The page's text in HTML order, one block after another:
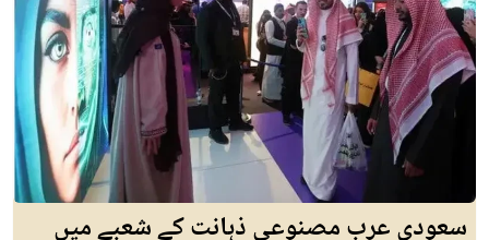
سعودی عرب مصنوعی ذہانت کے شعبے میں